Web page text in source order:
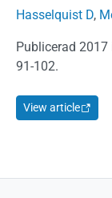
Hasselquist D,
Publicerad 2017
91-102.
View article